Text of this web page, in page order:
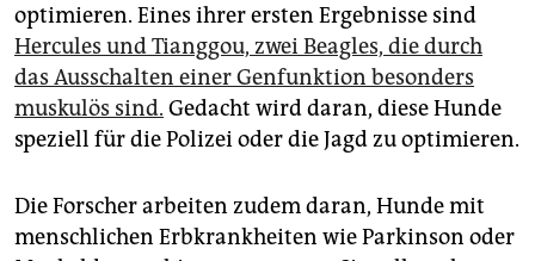
optimieren. Eines ihrer ersten Ergebnisse sind
Hercules und Tianggou, zwei Beagles, die durch
das Ausschalten einer Genfunktion besonders
muskulös sind. Gedacht wird daran, diese Hunde
speziell für die Polizei oder die Jagd zu optimieren.
Die Forscher arbeiten zudem daran, Hunde mit
menschlichen Erbkrankheiten wie Parkinson oder